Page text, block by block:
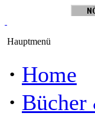
Hauptmenü
· Home
·